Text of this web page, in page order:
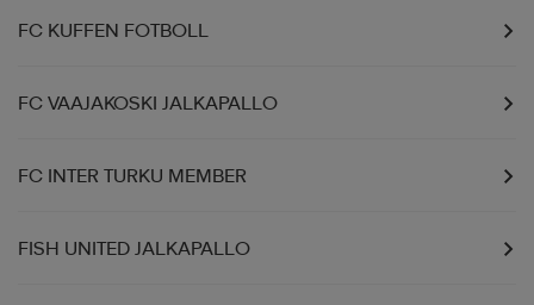
FC KUFFEN FOTBOLL
FC VAAJAKOSKI JALKAPALLO
FC INTER TURKU MEMBER
FISH UNITED JALKAPALLO